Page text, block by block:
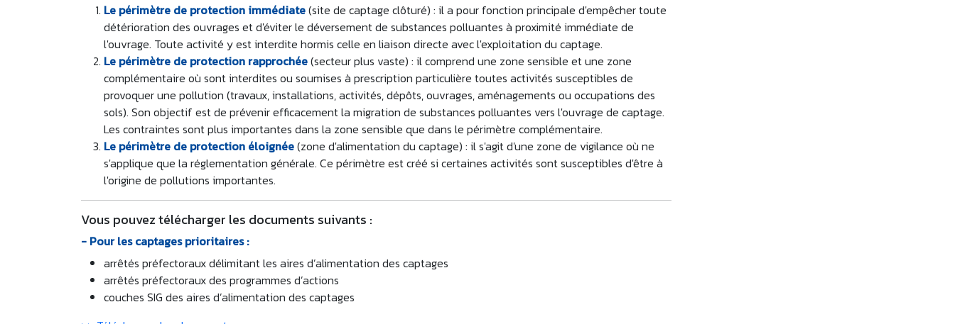
Le périmètre de protection immédiate(site de captage clôturé) : il a pour fonction principale d'empêcher toute
détérioration des ouvrages et d'éviter le déversement de substances polluantes à proximité immédiate de
l'ouvrage. Toute activité y est interdite hormis celle en liaison directe avec l'exploitation du captage.
Le périmètre de protection rapprochée(secteur plus vaste) : il comprend une zone sensible et une zone
complémentaire où sont interdites ou soumises à prescription particulière toutes activités susceptibles de
provoquer une pollution (travaux, installations, activités, dépôts, ouvrages, aménagements ou occupations des
sols). Son objectif est de prévenir efficacement la migration de substances polluantes vers l'ouvrage de captage.
Les contraintes sont plus importantes dans la zone sensible que dans le périmètre complémentaire.
Le périmètre de protection éloignée(zone d'alimentation du captage) : il s'agit d'une zone de vigilance où ne
s'applique que la réglementation générale. Ce périmètre est créé si certaines activités sont susceptibles d'être à
l'origine de pollutions importantes.
Vous pouvez télécharger les documents suivants :
- Pour les captages prioritaires :
arrêtés préfectoraux délimitant les aires d’alimentation des captages
arrêtés préfectoraux des programmes d’actions
couches SIG des aires d’alimentation des captages